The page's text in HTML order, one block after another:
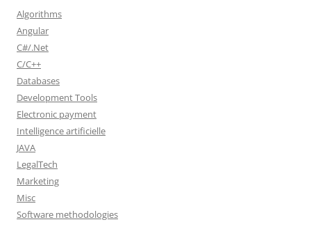
Algorithms
Angular
C#/.Net
C/C++
Databases
Development Tools
Electronic payment
Intelligence artificielle
JAVA
LegalTech
Marketing
Misc
Software methodologies